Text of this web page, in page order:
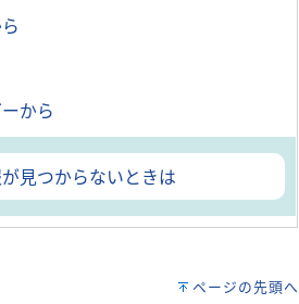
から
見つからないときは
ページの先頭へ